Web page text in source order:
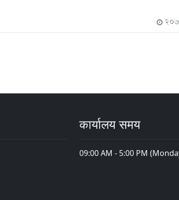
कार्यालय समय
09:00 AM - 5:00 PM